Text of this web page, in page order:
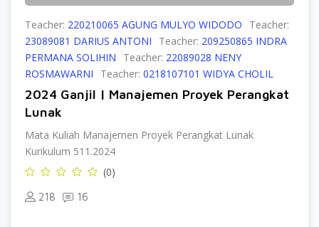
Teacher: 220210065 AGUNG MULYO WIDODO
Teacher:
23089081 DARIUS ANTONI
Teacher: 209250865 INDRA
PERMANA SOLIHIN
Teacher: 22089028 NENY
ROSMAWARNI
Teacher: 0218107101 WIDYA CHOLIL
2024 Ganjil | Manajemen Proyek Perangkat
Lunak
Mata Kuliah Manajemen Proyek Perangkat Lunak
Kurikulum 511.2024
(0)
218 16